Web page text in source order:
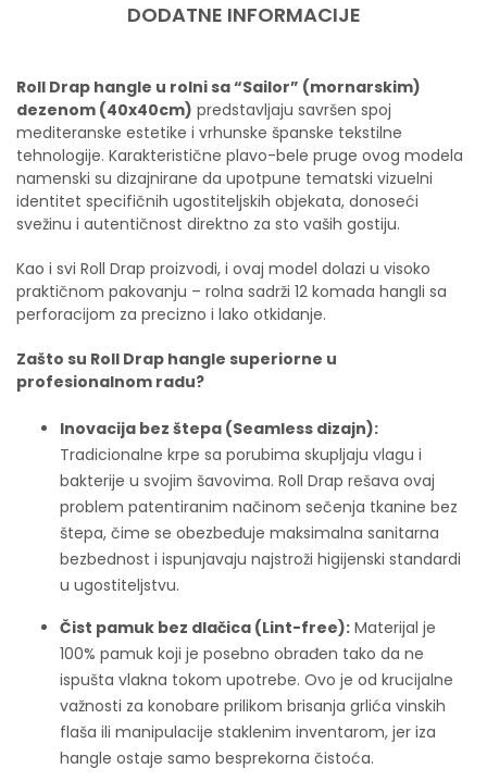
DODATNE INFORMACIJE
Roll Drap hangle u rolni sa “Sailor” (mornarskim)
dezenom (40x40cm) predstavljaju savršen spoj
mediteranske estetike i vrhunske španske tekstilne
tehnologije. Karakteristične plavo-bele pruge ovog modela
namenski su dizajnirane da upotpune tematski vizuelni
identitet specifičnih ugostiteljskih objekata, donoseći
svežinu i autentičnost direktno za sto vaših gostiju.
Kao i svi Roll Drap proizvodi, i ovaj model dolazi u visoko
praktičnom pakovanju – rolna sadrži 12 komada hangli sa
perforacijom za precizno i lako otkidanje.
Zašto su Roll Drap hangle superiorne u
profesionalnom radu?
Inovacija bez štepa (Seamless dizajn):
Tradicionalne krpe sa porubima skupljaju vlagu i
bakterije u svojim šavovima. Roll Drap rešava ovaj
problem patentiranim načinom sečenja tkanine bez
štepa, čime se obezbeđuje maksimalna sanitarna
bezbednost i ispunjavaju najstroži higijenski standardi
u ugostiteljstvu.
Čist pamuk bez dlačica (Lint-free): Materijal je
100% pamuk koji je posebno obrađen tako da ne
ispušta vlakna tokom upotrebe. Ovo je od krucijalne
važnosti za konobare prilikom brisanja grlića vinskih
flaša ili manipulacije staklenim inventarom, jer iza
hangle ostaje samo besprekorna čistoća.